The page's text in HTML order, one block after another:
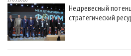
Недревесный
стратегический